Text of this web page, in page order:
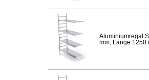
Aluminiumregal
mm, Länge 1250